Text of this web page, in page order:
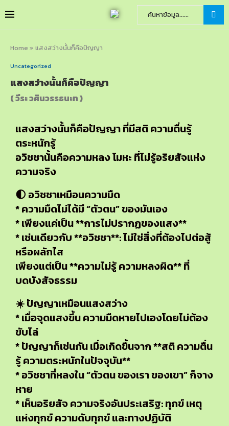
Home » แสงสว่างนั้นก็คือปัญญา
Uncategorized
แสงสว่างนั้นก็คือปัญญา
( วีระ วศินวรรธนะท )
แสงสว่างนั้นก็คือปัญญา ที่มีสติ ความตื่นรู้
ตระหนักรู้
อวิชชาน้้นคือความหลง โมหะ ที่ไม่รู้อริยสัจแห่ง
ความจริง
🌓 อวิชชาเหมือนความมืด
* ความมืดไม่ได้มี “ตัวตน” ของมันเอง
* เพียงแค่เป็น **การไม่ปรากฏของแสง**
* เช่นเดียวกับ **อวิชชา**: ไม่ใช่สิ่งที่ต้องไปต่อสู้
หรือผลักไส
เพียงแต่เป็น **ความไม่รู้ ความหลงผิด** ที่
บดบังสัจธรรม
☀️ ปัญญาเหมือนแสงสว่าง
* เมื่อจุดแสงขึ้น ความมืดหายไปเองโดยไม่ต้อง
ขับไล่
* ปัญญาก็เช่นกัน เมื่อเกิดขึ้นจาก **สติ ความตื่น
รู้ ความตระหนักในปัจจุบัน**
* อวิชชาที่หลงใน “ตัวตน ของเรา ของเขา” ก็จาง
หาย
* เห็นอริยสัจ ความจริงอันประเสริฐ: ทุกข์ เหตุ
แห่งทุกข์ ความดับทุกข์ และทางปฏิบัติ